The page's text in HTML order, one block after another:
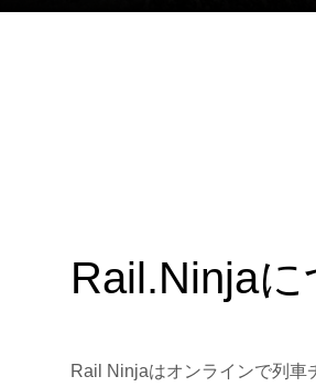
Rail.Ninjaに
Rail Ninjaはオンラインで列車